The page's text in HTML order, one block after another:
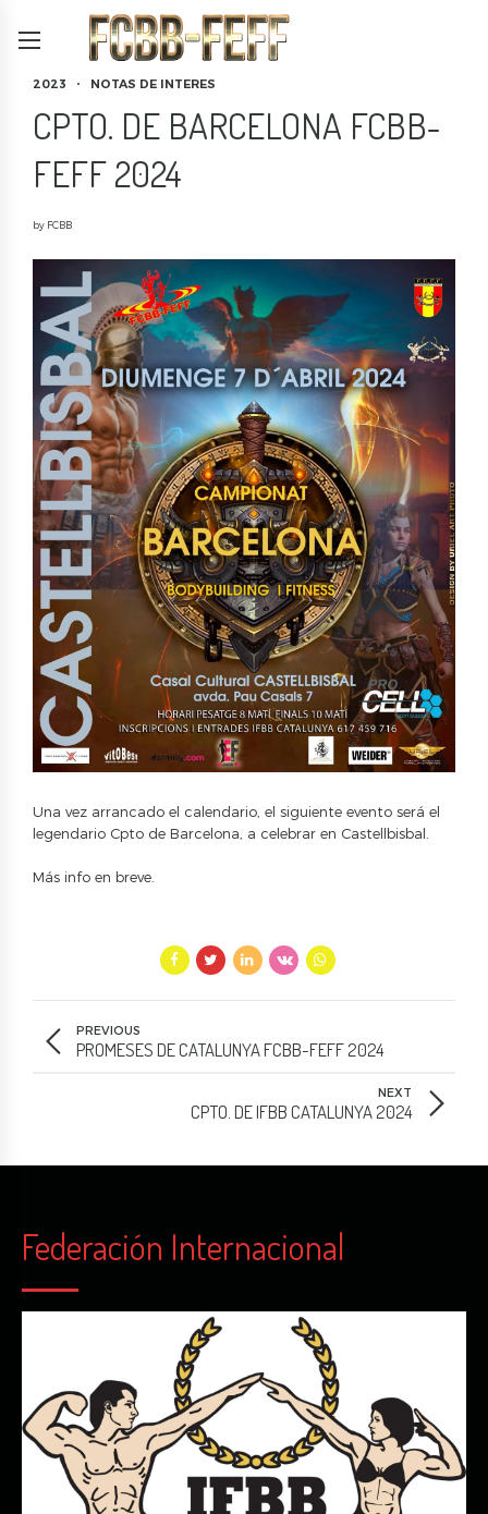
2023 NOTAS DE INTERES
CPTO. DE BARCELONA FCBB-
FEFF 2024
by FCBB
Una vez arrancado el calendario, el siguiente evento será el
legendario Cpto de Barcelona, a celebrar en Castellbisbal.
Más info en breve.
PREVIOUS
PROMESES DE CATALUNYA FCBB-FEFF 2024
NEXT
CPTO. DE IFBB CATALUNYA 2024
Federación Internacional